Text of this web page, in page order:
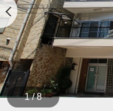
1 / 8